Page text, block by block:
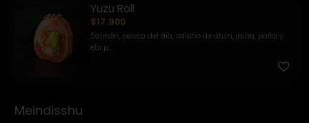
Yuzu Roll
$17.900
Salmón, pesca del día, relleno de atún, jaiba, palta y
ebi p...
Meindisshu